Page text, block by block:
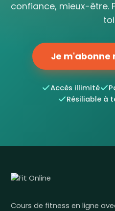
confiance, mieux-être.
Je
Accès illimité
Résiliable à
Cours de fitness en ligne